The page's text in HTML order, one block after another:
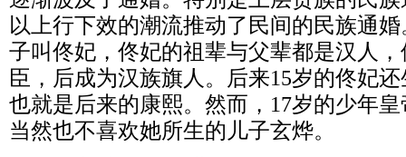
以上行下效的潮流推动了民间的民族通
子叫佟妃，佟妃的祖辈与父辈都是汉人
臣，后成为汉族旗人。后来15岁的佟妃
也就是后来的康熙。然而， 17岁的少年
当然也不喜欢她所生的儿子玄烨。